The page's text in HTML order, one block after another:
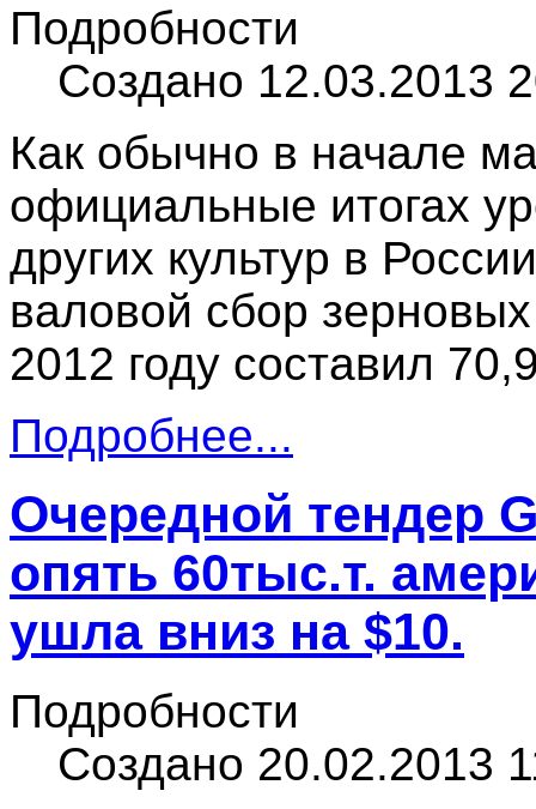
Подробности
Создано 12.03.2013
Как обычно в начале
официальные итогах
других культур в
валовой сбор
2012 году составил
Подробнее...
Очередной тендер
опять 60тыс.т.
ушла вниз на $10.
Подробности
Создано 20.02.2013